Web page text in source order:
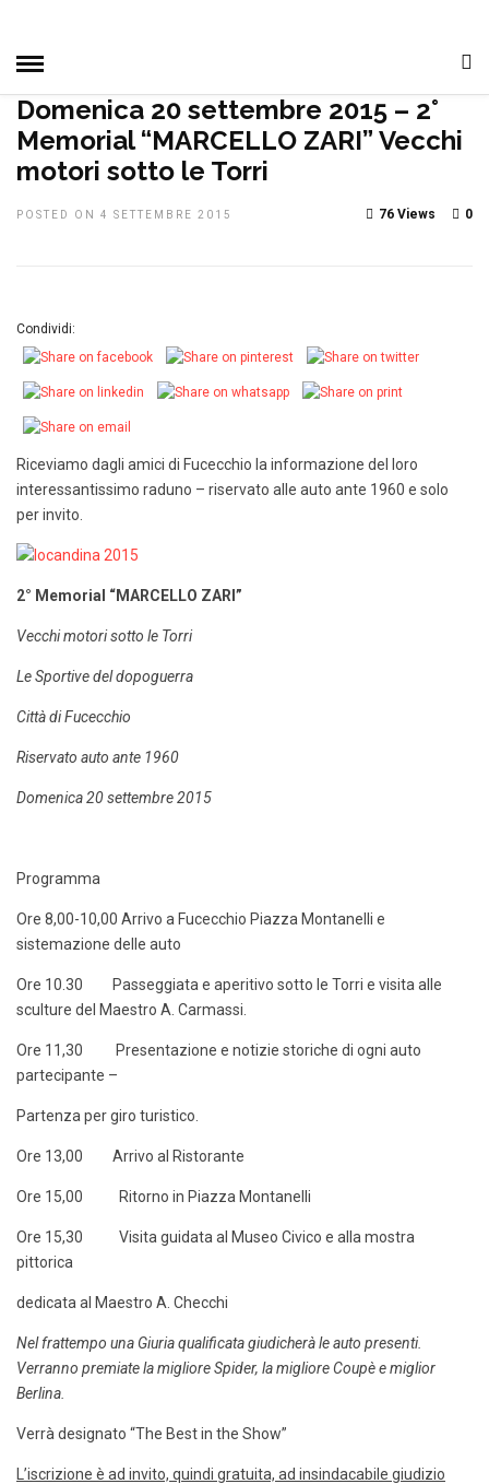
NOTIZIE, EVENTI
E MANIFESTAZIONI
Domenica 20 settembre 2015 – 2°
Memorial “MARCELLO ZARI” Vecchi
motori sotto le Torri
POSTED ON 4 SETTEMBRE 2015 0
76 Views
Condividi:
Riceviamo dagli amici di Fucecchio la informazione del loro
interessantissimo raduno – riservato alle auto ante 1960 e solo
per invito.
2° Memorial “MARCELLO ZARI”
Vecchi motori sotto le Torri
Le Sportive del dopoguerra
Città di Fucecchio
Riservato auto ante 1960
Domenica 20 settembre 2015
Programma
Ore 8,00-10,00 Arrivo a Fucecchio Piazza Montanelli e
sistemazione delle auto
Ore 10.30 Passeggiata e aperitivo sotto le Torri e visita alle
sculture del Maestro A. Carmassi.
Ore 11,30 Presentazione e notizie storiche di ogni auto
partecipante –
Partenza per giro turistico.
Ore 13,00 Arrivo al Ristorante
Ore 15,00 Ritorno in Piazza Montanelli
Ore 15,30 Visita guidata al Museo Civico e alla mostra
pittorica
dedicata al Maestro A. Checchi
Nel frattempo una Giuria qualificata giudicherà le auto presenti.
Verranno premiate la migliore Spider, la migliore Coupè e miglior
Berlina.
Verrà designato “The Best in the Show”
L’iscrizione è ad invito, quindi gratuita, ad insindacabile giudizio